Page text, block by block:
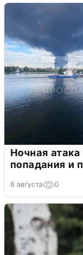
Ночная
попадания и
6 августа 0